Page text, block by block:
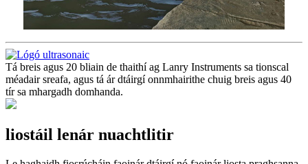
Tá breis agus 20 bliain de thaithí ag Lanry Instruments sa tionscal
méadair sreafa, agus tá ár dtáirgí onnmhairithe chuig breis agus 40
tír sa mhargadh domhanda.
liostáil lenár nuachtlitir